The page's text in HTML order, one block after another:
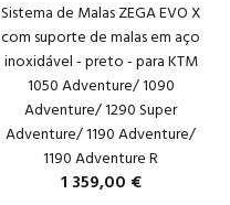
Sistema de Malas ZEGA EVO X
com suporte de malas em aço
inoxidável - preto - para KTM
1050 Adventure/ 1090
Adventure/ 1290 Super
Adventure/ 1190 Adventure/
1190 Adventure R
1 359,00 €